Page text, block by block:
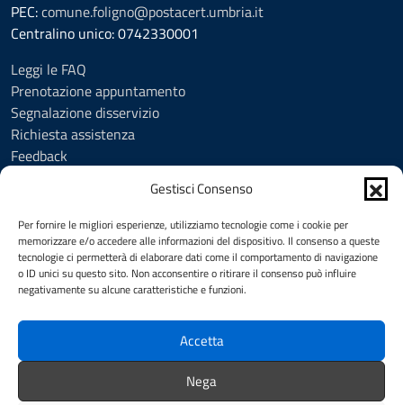
Gestisci Consenso
Per fornire le migliori esperienze, utilizziamo tecnologie come i cookie per
memorizzare e/o accedere alle informazioni del dispositivo. Il consenso a queste
tecnologie ci permetterà di elaborare dati come il comportamento di navigazione
o ID unici su questo sito. Non acconsentire o ritirare il consenso può influire
negativamente su alcune caratteristiche e funzioni.
Accetta
Nega
PEC:comune.foligno@postacert.umbria.it
Centralino unico: 0742330001
Leggi le FAQ
Prenotazione appuntamento
Segnalazione disservizio
Richiesta assistenza
Feedback
Informativa privacy
Cookie Policy (UE)
Social Media Policy
Note legali
SEGUICI SU
Facebook YouTube